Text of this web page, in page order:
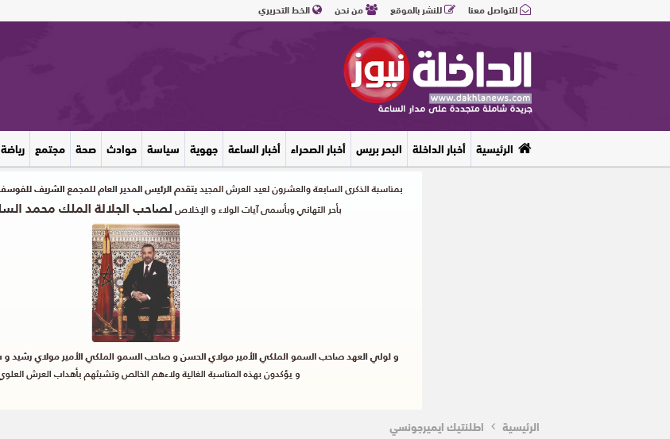
للتواصل معنا للنشر بالموقع من نحن الخط التحريري
الرئيسية أخبار الداخلة البحر بريس أخبار الصحراء أخبار الساعة جهوية سياسة حوادث صحة مجتمع رياضة
الرئيسية اطلنتيك ايميرجونسي